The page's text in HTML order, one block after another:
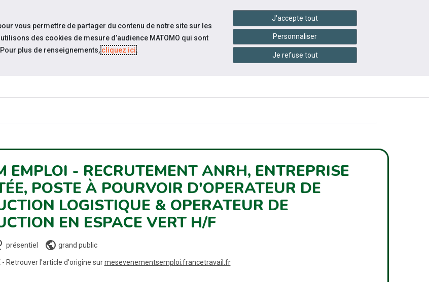
Sites du réseau settings_accessibility Accessibilité
QUI SOMMES-
ÉVÉNEMENTS
PRATIQUES
EMPLOI - RECRUTEMENT ANRH, ENTREPRISE
POSTE À POURVOIR D'OPERATEUR DE
LOGISTIQUE & OPERATEUR DE
EN ESPACE VERT H/F
présentiel public grand public
- Retrouver l'article d'origine surmesevenementsemploi.francetravail.fr
vous permettre de partager du contenu de notre site sur les
des cookies de mesure d’audience MATOMO qui sont
plus de renseignements,cliquez ici.
J'accepte tout
Personnaliser
Je refuse tout